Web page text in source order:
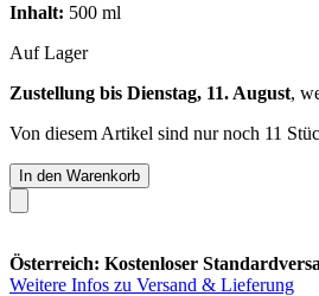
Inhalt: 500 ml
Auf Lager
Zustellung bis Dienstag, 11. August,
Von diesem Artikel sind nur noch 11
In den Warenkorb
Österreich: Kostenloser
Weitere Infos zu Versand & Lieferung